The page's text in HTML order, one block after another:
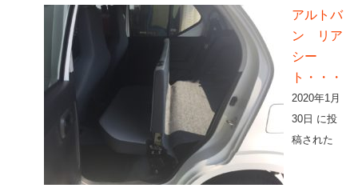
アルトバ
ン リア
シー
ト・・・
2020年1月
30日 に投
稿された